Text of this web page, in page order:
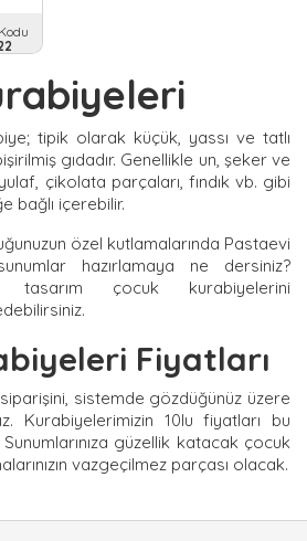
tipik olarak küçük, yassı ve tatlı
gıdadır. Genellikle un, şeker ve
çikolata parçaları, fındık vb. gibi
bağlı içerebilir.
özel kutlamalarında Pastaevi
hazırlamaya ne dersiniz?
tasarım çocuk kurabiyelerini
Fiyatları
sistemde gözdüğünüz üzere
Kurabiyelerimizin 10lu fiyatları bu
güzellik katacak çocuk
vazgeçilmez parçası olacak.